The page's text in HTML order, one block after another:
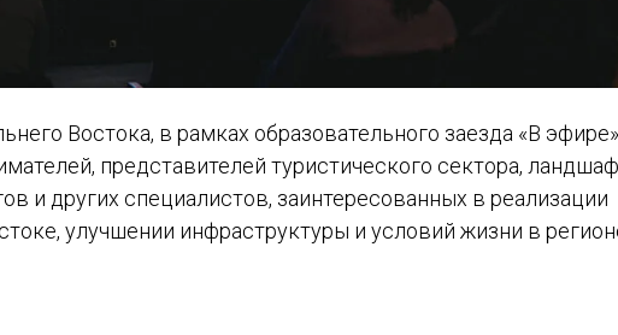
Востока, в рамках образовательного заезда «В эфире»
представителей туристического сектора,
и других специалистов, заинтересованных в реализации
улучшении инфраструктуры и условий жизни в